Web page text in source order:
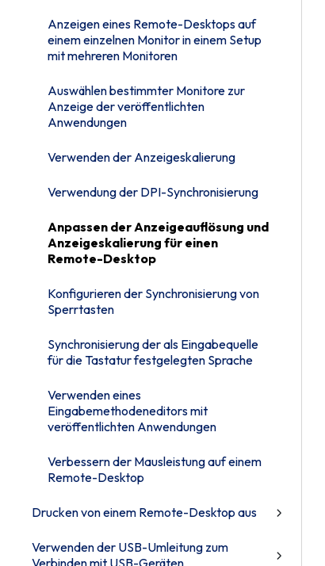
Anzeigen eines Remote-Desktops auf
einem einzelnen Monitor in einem Setup
mit mehreren Monitoren
Auswählen bestimmter Monitore zur
Anzeige der veröffentlichten
Anwendungen
Verwenden der Anzeigeskalierung
Verwendung der DPI-Synchronisierung
Anpassen der Anzeigeauflösung und
Anzeigeskalierung für einen
Remote-Desktop
Konfigurieren der Synchronisierung von
Sperrtasten
Synchronisierung der als Eingabequelle
für die Tastatur festgelegten Sprache
Verwenden eines
Eingabemethodeneditors mit
veröffentlichten Anwendungen
Verbessern der Mausleistung auf einem
Remote-Desktop
Drucken von einem Remote-Desktop aus
Verwenden der USB-Umleitung zum
Verbinden mit USB-Geräten